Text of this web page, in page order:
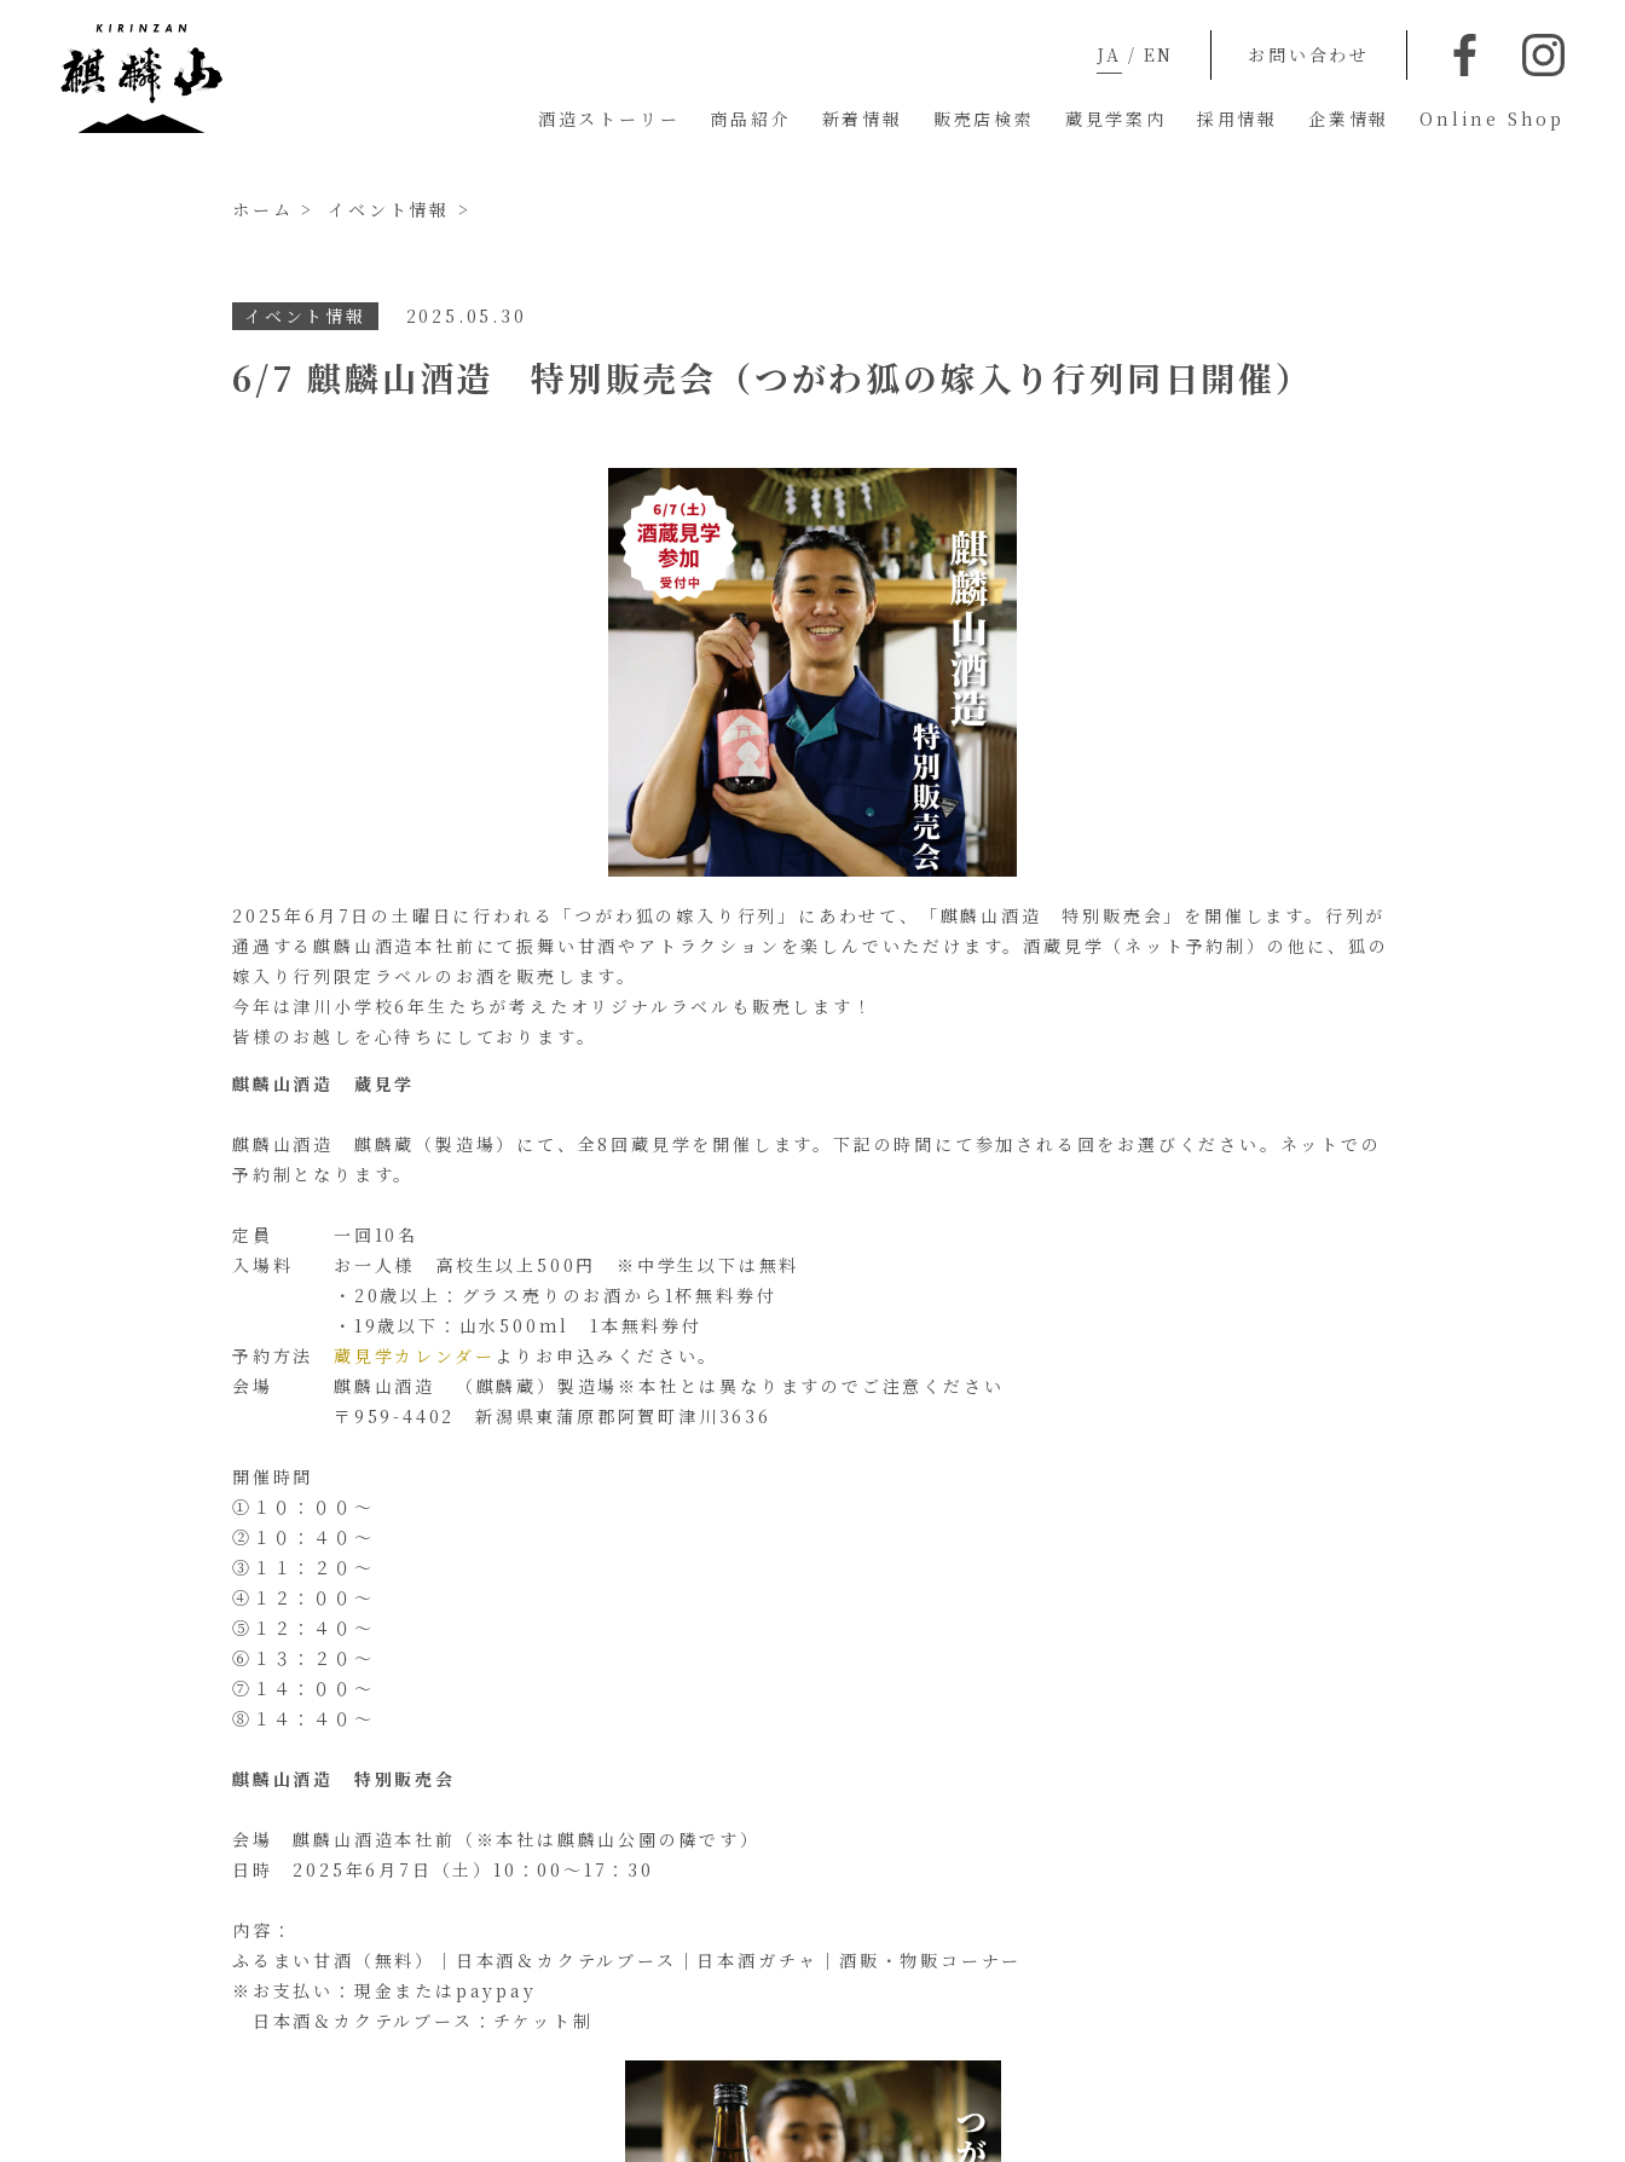
JA / EN お問い合わせ
酒造ストーリー 商品紹介 新着情報 販売店検索 蔵見学案内 採用情報 企業情報 Online Shop
ホーム イベント情報
イベント情報 2025.05.30
6/7 麒麟山酒造 特別販売会（つがわ狐の嫁入り行列同日開催）
2025年6月7日の土曜日に行われる「つがわ狐の嫁入り行列」にあわせて、「麒麟山酒造 特別販売会」を開催します。行列が
通過する麒麟山酒造本社前にて振舞い甘酒やアトラクションを楽しんでいただけます。酒蔵見学（ネット予約制）の他に、狐の
嫁入り行列限定ラベルのお酒を販売します。
今年は津川小学校6年生たちが考えたオリジナルラベルも販売します！
皆様のお越しを心待ちにしております。
麒麟山酒造 蔵見学
麒麟山酒造 麒麟蔵（製造場）にて、全8回蔵見学を開催します。下記の時間にて参加される回をお選びください。ネットでの
予約制となります。
定員 一回10名
入場料 お一人様 高校生以上500円 ※中学生以下は無料
・20歳以上：グラス売りのお酒から1杯無料券付
・19歳以下：山水500ml 1本無料券付
予約方法 蔵見学カレンダー よりお申込みください。
会場 麒麟山酒造 （麒麟蔵）製造場※本社とは異なりますのでご注意ください
〒959-4402 新潟県東蒲原郡阿賀町津川3636
開催時間
①１０：００～
②１０：４０～
③１１：２０～
④１２：００～
⑤１２：４０～
⑥１３：２０～
⑦１４：００～
⑧１４：４０～
麒麟山酒造 特別販売会
会場 麒麟山酒造本社前（※本社は麒麟山公園の隣です）
日時 2025年6月7日（土）10：00～17：30
内容：
ふるまい甘酒（無料）｜日本酒＆カクテルブース｜日本酒ガチャ｜酒販・物販コーナー
※お支払い：現金またはpaypay
日本酒＆カクテルブース：チケット制